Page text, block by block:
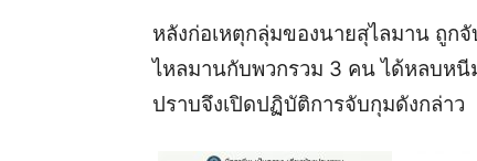
หลังก่อเหตุกลุ่มของนายสุไลมาน ถูก
ไหลมานกับพวกรวม 3 คน ได้หลบหนี
ปราบจึงเปิดปฏิบัติการจับกุมดังกล่าว